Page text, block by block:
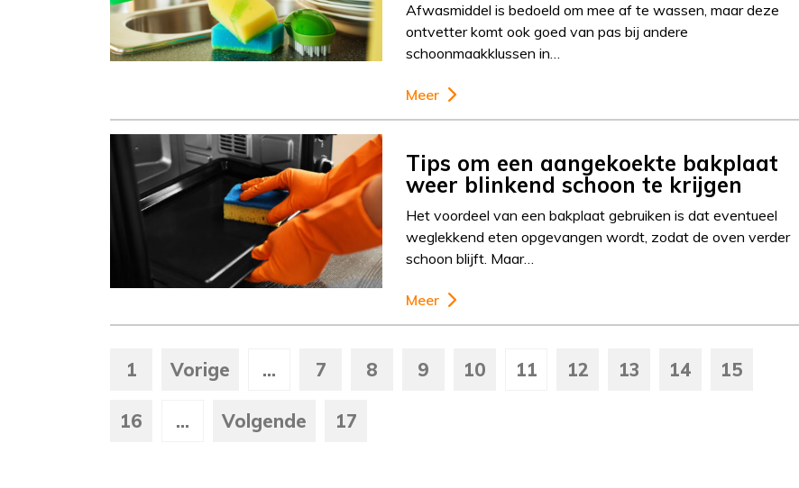
Afwasmiddel is bedoeld om mee af te wassen, maar deze
ontvetter komt ook goed van pas bij andere
schoonmaakklussen in…
Meer
Tips om een aangekoekte bakplaat
weer blinkend schoon te krijgen
Het voordeel van een bakplaat gebruiken is dat eventueel
weglekkend eten opgevangen wordt, zodat de oven verder
schoon blijft. Maar…
Meer
1 Vorige ... 7 8 9 10 11 12 13 14 15
16 ... Volgende 17